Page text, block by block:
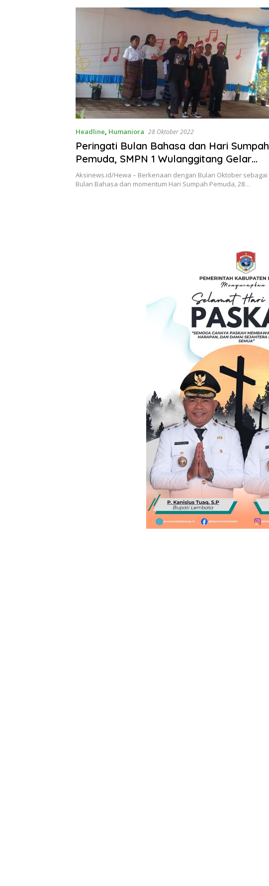
Headline, Humaniora 28 Oktober 2022
Peringati Bulan Bahasa dan Hari Sumpah
Pemuda, SMPN 1 Wulanggitang Gelar
Musikalisasi Puisi
Aksinews.id/Hewa – Berkenaan dengan Bulan Oktober sebagai
Bulan Bahasa dan momentum Hari Sumpah Pemuda, 28…